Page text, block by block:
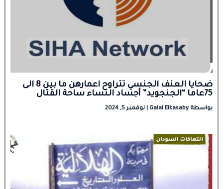
ضحايا العنف الجنسي تتراوح اعمارهن ما بين 8 الى
75عاما “الجنجويد” أجساد النساء ساحة القتال
بواسطة Galal Elkasaby نوفمبر 5, 2024